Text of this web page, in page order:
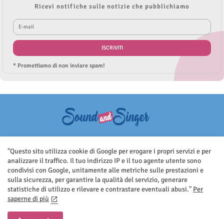
Ricevi notifiche sulle notizie che pubblichiamo
* Promettiamo di non inviare spam!
aggiornato senza nessuna periodicità. Non può pertanto considerarsi
un prodotto editoriale ai sensi della legge n.62 del 7.03.2001
Home
"Questo sito utilizza cookie di Google per erogare i propri servizi e per
analizzare il traffico. Il tuo indirizzo IP e il tuo agente utente sono
condivisi con Google, unitamente alle metriche sulle prestazioni e
sulla sicurezza, per garantire la qualità del servizio, generare
statistiche di utilizzo e rilevare e contrastare eventuali abusi." Per
saperne di più